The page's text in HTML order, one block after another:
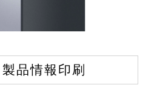
製品情報印刷